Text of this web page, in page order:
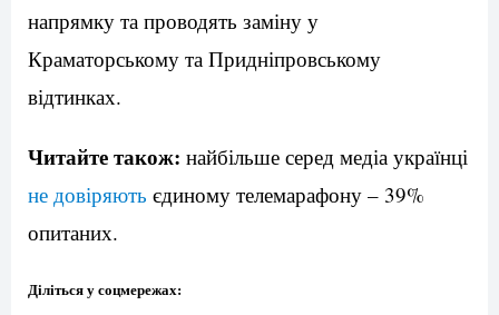
напрямку та проводять заміну у
Краматорському та Придніпровському
відтинках.
Читайте також: найбільше серед медіа українці
не довіряють єдиному телемарафону – 39%
опитаних.
Діліться у соцмережах: